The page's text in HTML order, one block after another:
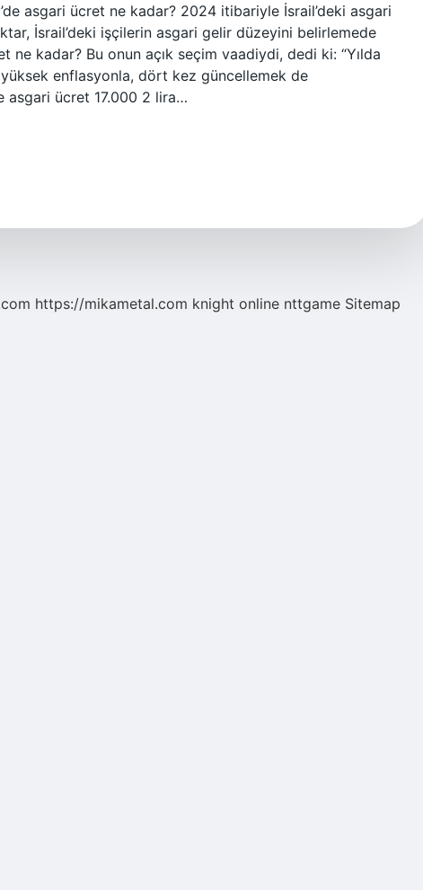
asgari ücret ne kadar? 2024 itibariyle İsrail’deki asgari
İsrail’deki işçilerin asgari gelir düzeyini belirlemede
ne kadar? Bu onun açık seçim vaadiydi, dedi ki: “Yılda
enflasyonla, dört kez güncellemek de
asgari ücret 17.000 2 lira…
https://mikametal.com knight online nttgame Sitemap